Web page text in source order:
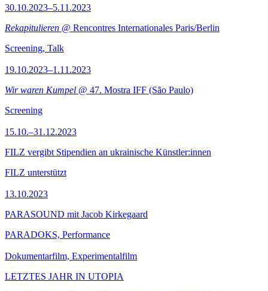
30.10.2023–5.11.2023
Rekapitulieren @ Rencontres Internationales Paris/Berlin
Screening, Talk
19.10.2023–1.11.2023
Wir waren Kumpel @ 47. Mostra IFF (São Paulo)
Screening
15.10.–31.12.2023
FILZ vergibt Stipendien an ukrainische Künstler:innen
FILZ unterstützt
13.10.2023
PARASOUND mit Jacob Kirkegaard
PARADOKS, Performance
Dokumentarfilm, Experimentalfilm
LETZTES JAHR IN UTOPIA